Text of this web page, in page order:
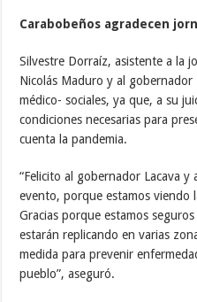
Carabobeños agradecen
Silvestre Dorraíz, asistente a la
Nicolás Maduro y al gobernador
médico- sociales, ya que, a su
condiciones necesarias para
cuenta la pandemia.
“Felicito al gobernador Lacava
evento, porque estamos viendo
Gracias porque estamos
estarán replicando en varias
medida para prevenir
pueblo”, aseguró.